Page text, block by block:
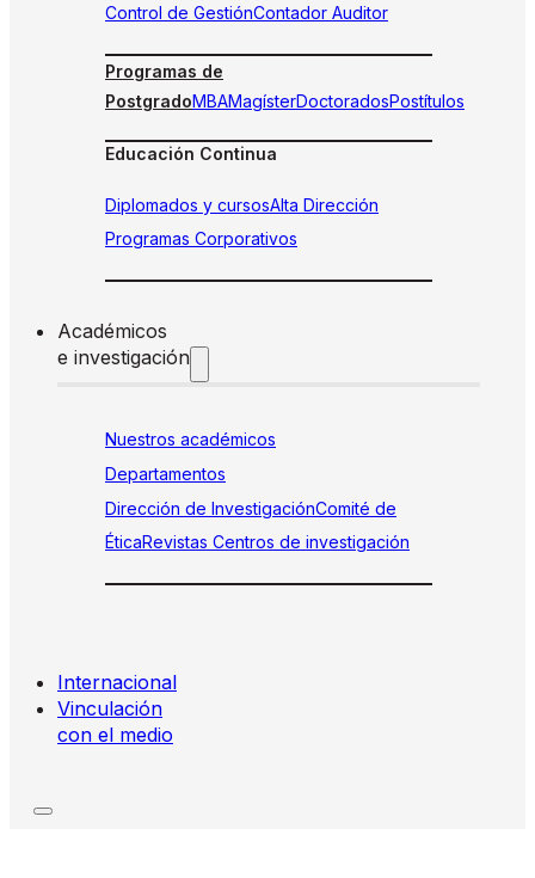
Control de GestiónContador Auditor
Programas de
PostgradoMBAMagísterDoctoradosPostítulos
Educación Continua
Diplomados y cursosAlta Dirección
Programas Corporativos
Académicos
e investigación
Nuestros académicos
Departamentos
Dirección de InvestigaciónComité de
ÉticaRevistas Centros de investigación
Internacional
Vinculación
con el medio